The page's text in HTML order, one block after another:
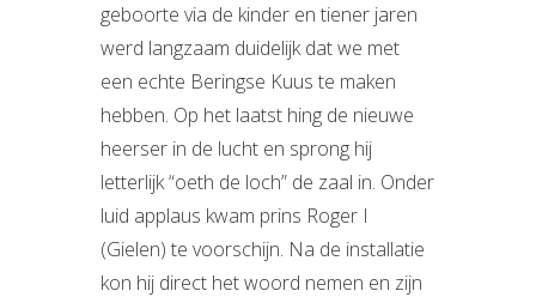
geboorte via de kinder en tiener jaren
werd langzaam duidelijk dat we met
een echte Beringse Kuus te maken
hebben. Op het laatst hing de nieuwe
heerser in de lucht en sprong hij
letterlijk “oeth de loch” de zaal in. Onder
luid applaus kwam prins Roger I
(Gielen) te voorschijn. Na de installatie
kon hij direct het woord nemen en zijn